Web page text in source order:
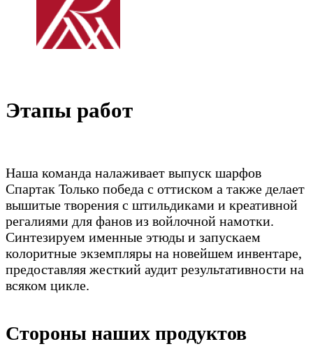
Этапы работ
Наша команда налаживает выпуск шарфов
Спартак Только победа с оттиском а также делает
вышитые творения с штильдиками и креативной
регалиями для фанов из войлочной намотки.
Синтезируем именные этюды и запускаем
колоритные экземпляры на новейшем инвентаре,
предоставляя жесткий аудит результативности на
всяком цикле.
Стороны наших продуктов